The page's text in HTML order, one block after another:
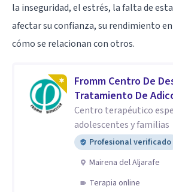
la inseguridad, el estrés, la falta de
afectar su confianza, su rendimiento
cómo se relacionan con otros.
Fromm Centro De
Tratamiento De
Centro terapéutico
adolescentes y familias
Profesional verificado
Mairena del Aljarafe
Terapia online